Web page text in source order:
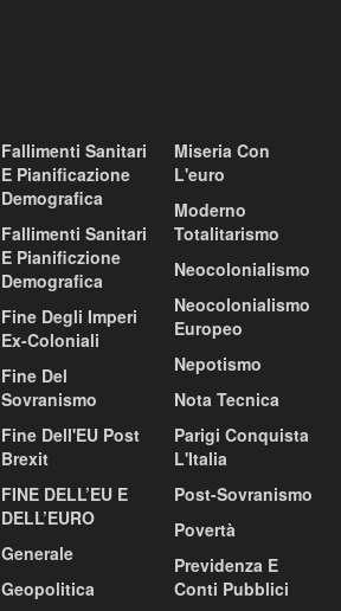
Fallimenti Sanitari
E Pianificazione
Demografica
Fallimenti Sanitari
E Pianificzione
Demografica
Fine Degli Imperi
Ex-Coloniali
Fine Del
Sovranismo
Fine Dell'EU Post
Brexit
FINE DELL’EU E
DELL’EURO
Generale
Geopolitica
Miseria Con
L'euro
Moderno
Totalitarismo
Neocolonialismo
Neocolonialismo
Europeo
Nepotismo
Nota Tecnica
Parigi Conquista
L'Italia
Post-Sovranismo
Povertà
Previdenza E
Conti Pubblici